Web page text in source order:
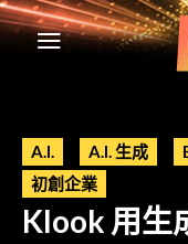
A.I. A.I. 生成
初創企業
Klook 用生